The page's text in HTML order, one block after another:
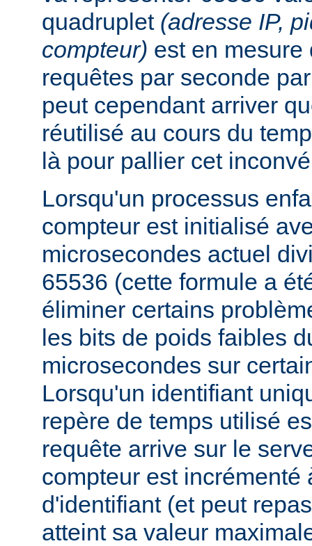
quadruplet (adresse IP,
compteur) est en
requêtes par seconde
peut cependant arriver
réutilisé au cours du
là pour pallier cet
Lorsqu'un processus
compteur est initialisé
microsecondes actuel
65536 (cette formule a
éliminer certains
les bits de poids faibles
microsecondes sur
Lorsqu'un identifiant
repère de temps utilisé
requête arrive sur le
compteur est incrémenté
d'identifiant (et peut
atteint sa valeur